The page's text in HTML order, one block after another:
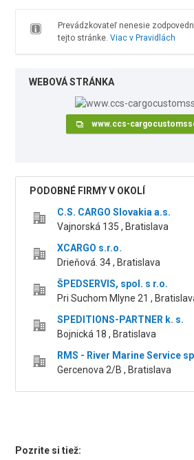
Prevádzkovateľ nenesie
tejto stránke. Viac v Pravidlách
WEBOVÁ STRÁNKA
www.ccs-
PODOBNÉ FIRMY V OKOLÍ
C.S. CARGO Slovakia a.s.
Vajnorská 135 , Bratislava
XCARGO s.r.o.
Drieňová. 34 , Bratislava
ŠPEDSERVIS, spol. s r.o.
Pri Suchom Mlyne 21 ,
SPEDITIONS-PARTNER k. s.
Bojnická 18 , Bratislava
RMS - River Marine Service
Gercenova 2/B , Bratislava
Pozrite si tiež: